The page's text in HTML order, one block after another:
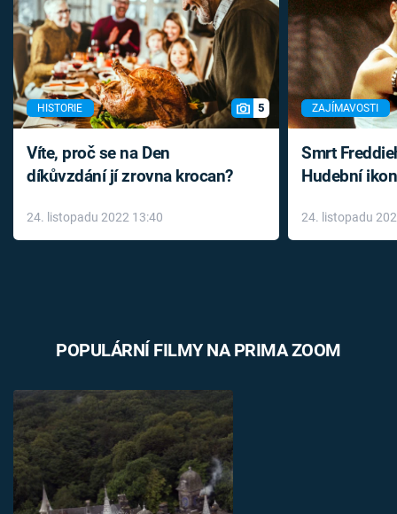
HISTORIE 5
Víte, proč se na Den
díkůvzdání jí zrovna krocan?
24. listopadu 2022 13:40
ZAJÍMAVOSTI
Smrt
Hudební
léky
24. listopadu
POPULÁRNÍ FILMY NA PRIMA ZOOM